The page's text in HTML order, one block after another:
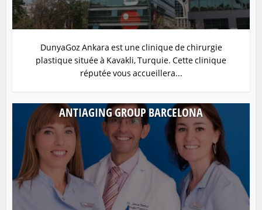
DunyaGoz Ankara est une clinique de chirurgie
plastique située à Kavakli, Turquie. Cette clinique
réputée vous accueillera...
ANTIAGING GROUP BARCELONA